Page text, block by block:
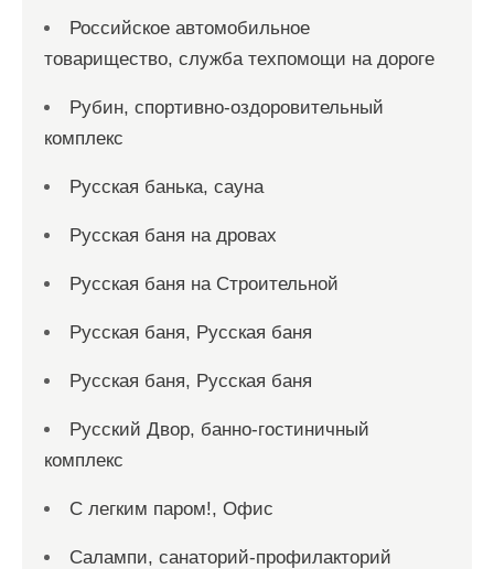
Российское автомобильное
товарищество, служба техпомощи на дороге
Рубин, спортивно-оздоровительный
комплекс
Русская банька, сауна
Русская баня на дровах
Русская баня на Строительной
Русская баня, Русская баня
Русская баня, Русская баня
Русский Двор, банно-гостиничный
комплекс
С легким паром!, Офис
Салампи, санаторий-профилакторий